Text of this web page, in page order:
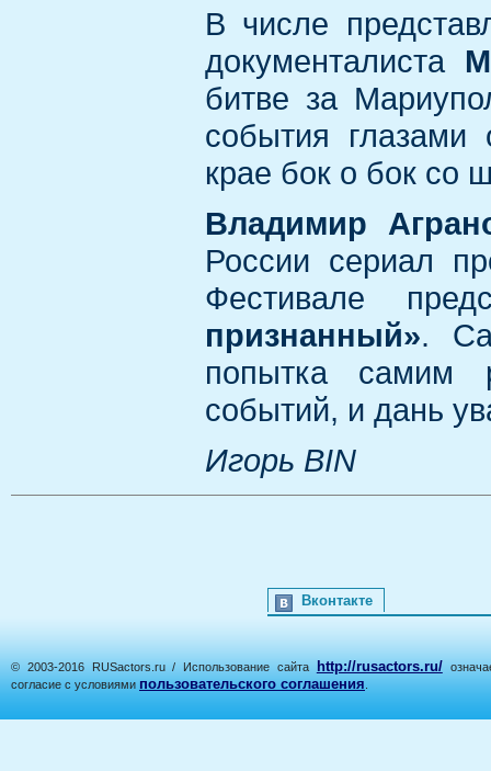
В числе
документалиста
битве за
события глазами
крае бок о бок со
Владимир
России сериал
Фестивале
признанный».
попытка самим
событий, и дань
Игорь BIN
Вконтакте
© 2003-2016 RUSactors.ru / Использование сайта http://rusactors.ru/
согласие с условиями пользовательского соглашения